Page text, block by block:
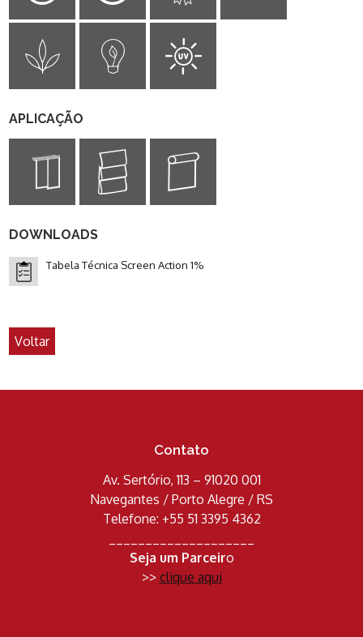
APLICAÇÃO
DOWNLOADS
Tabela Técnica Screen Action 1%
Voltar
Contato
Av. Sertório, 113 – 91020 001
Navegantes / Porto Alegre / RS
Telefone: +55 51 3395 4362
Seja um Parceiro
>> clique aqui